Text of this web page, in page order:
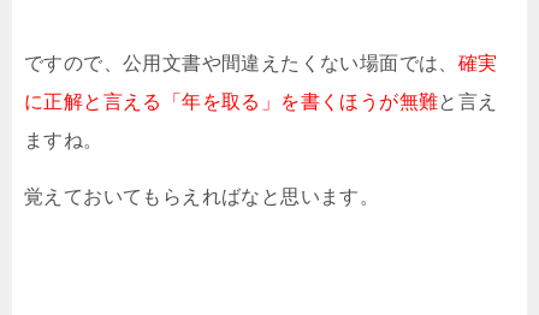
ですので、公用文書や間違えたくない場面では、 確実
に正解と言える「年を取る」を書くほうが無難と言え
ますね。
覚えておいてもらえればなと思います。